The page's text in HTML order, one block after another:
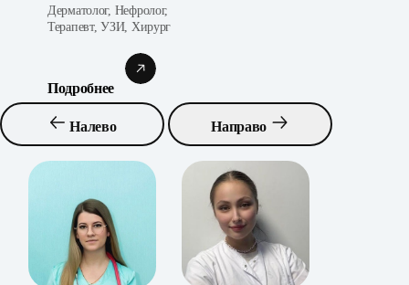
Дерматолог, Нефролог,
Терапевт, УЗИ, Хирург
Подробнее
Налево Направо